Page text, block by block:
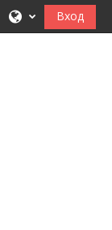
ИзменитьВход